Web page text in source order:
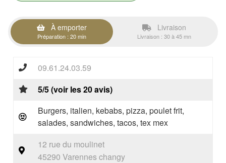
À emporter
Préparation : 20 min
Livraison
Livraison : 30 à 45 mn
09.61.24.03.59
5/5 (voir les 20 avis)
Burgers, italien, kebabs, pizza, poulet frit,
salades, sandwiches, tacos, tex mex
12 rue du moulinet
45290 Varennes changy